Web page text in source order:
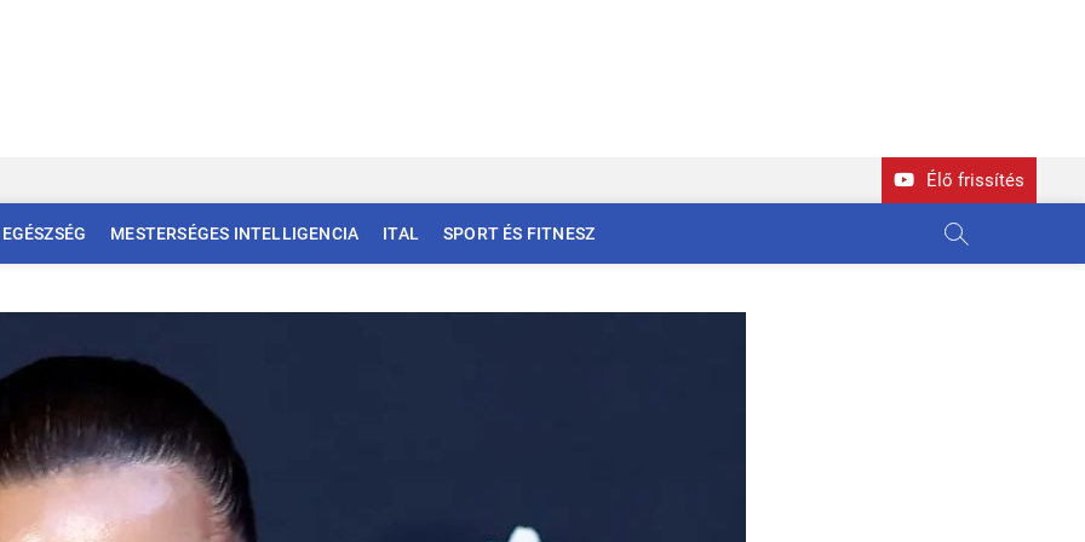
Élő frissítés
EGÉSZSÉG MESTERSÉGES INTELLIGENCIA ITAL SPORT ÉS FITNESZ